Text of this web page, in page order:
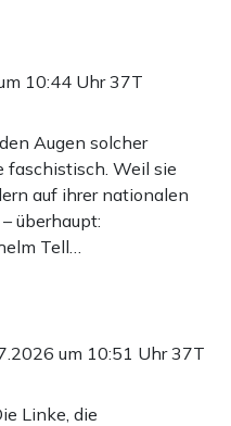
10:44 Uhr37T
Augen solcher
faschistisch. Weil sie
auf ihrer nationalen
überhaupt:
Tell…
um 10:51 Uhr37T
Linke, die